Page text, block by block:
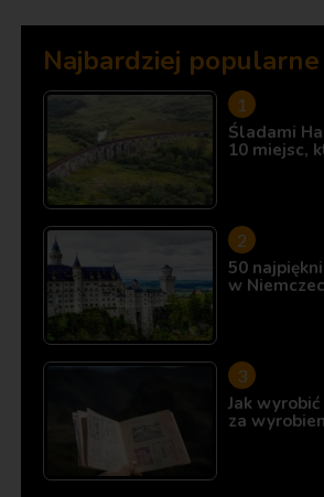
Najbardziej popularne
Śladami
10 miejsc,
50
w
Jak
za